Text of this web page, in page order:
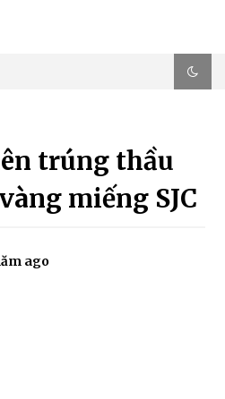
trúng thầu
miếng SJC
ago